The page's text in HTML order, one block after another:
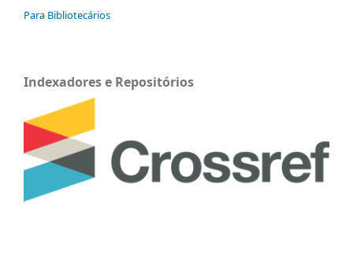
Para Bibliotecários
Indexadores e Repositórios